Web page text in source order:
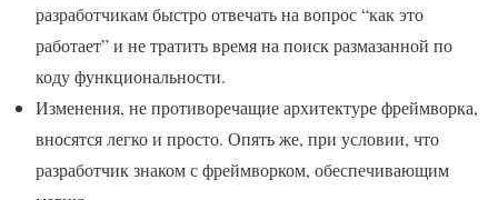
разработчикам быстро отвечать на вопрос “как это
работает” и не тратить время на поиск размазанной по
коду функциональности.
Изменения, не противоречащие архитектуре фреймворка,
вносятся легко и просто. Опять же, при условии, что
разработчик знаком с фреймворком, обеспечивающим